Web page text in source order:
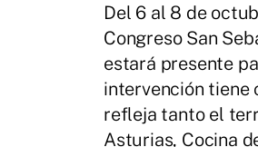
Del 6 al 8 de
Congreso San
estará presente
intervención tiene
refleja tanto el
Asturias, Cocina